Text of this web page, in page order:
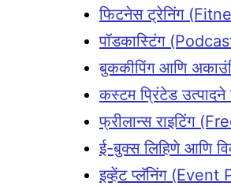
फिटनेस ट्रेनिंग
पॉडकास्टिंग
बुककीपिंग आणि
कस्टम प्रिंटेड
फ्रीलान्स राइटिंग
ई-बुक्स लिहिणे आणि
इव्हेंट प्लॅनिंग (Event